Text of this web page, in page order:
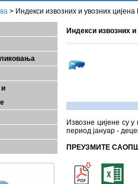
> Индекси извозних и увозних
и
Индекси извозних
Извозне цијене су
период јануар -
ПРЕУЗМИТЕ